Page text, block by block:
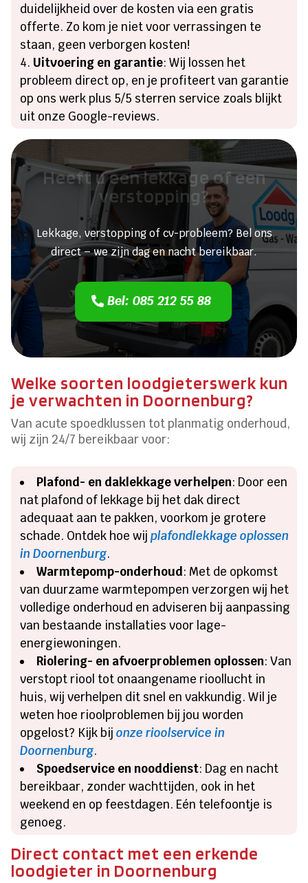
duidelijkheid over de kosten via een gratis
offerte. Zo kom je niet voor verrassingen te
staan, geen verborgen kosten!
Uitvoering en garantie: Wij lossen het
probleem direct op, en je profiteert van garantie
op ons werk plus 5/5 sterren service zoals blijkt
uit onze Google-reviews.
Heeft u een lekkage of een
verstopping?
Lekkage, verstopping of cv-probleem? Bel ons
direct – we zijn dag en nacht bereikbaar.
Bel: 085 212 55 88
Welke soorten loodgieterswerk kun
je verwachten in Doornenburg?
Van acute spoedklussen tot planmatig onderhoud,
wij zijn 24/7 bereikbaar voor:
Plafond- en daklekkage verhelpen: Door een
nat plafond of lekkage bij het dak direct
adequaat aan te pakken, voorkom je grotere
schade. Ontdek hoe wijplafondlekkage oplossen
in Doornenburg.
Warmtepomp-onderhoud: Met de opkomst
van duurzame warmtepompen verzorgen wij het
volledige onderhoud en adviseren bij aanpassing
van bestaande installaties voor lage-
energiewoningen.
Riolering- en afvoerproblemen oplossen: Van
verstopt riool tot onaangename rioollucht in
huis, wij verhelpen dit snel en vakkundig. Wil je
weten hoe rioolproblemen bij jou worden
opgelost? Kijk bijonze rioolservice in
Doornenburg.
Spoedservice en nooddienst: Dag en nacht
bereikbaar, zonder wachttijden, ook in het
weekend en op feestdagen. Eén telefoontje is
genoeg.
Direct contact met een erkende
loodgieter in Doornenburg